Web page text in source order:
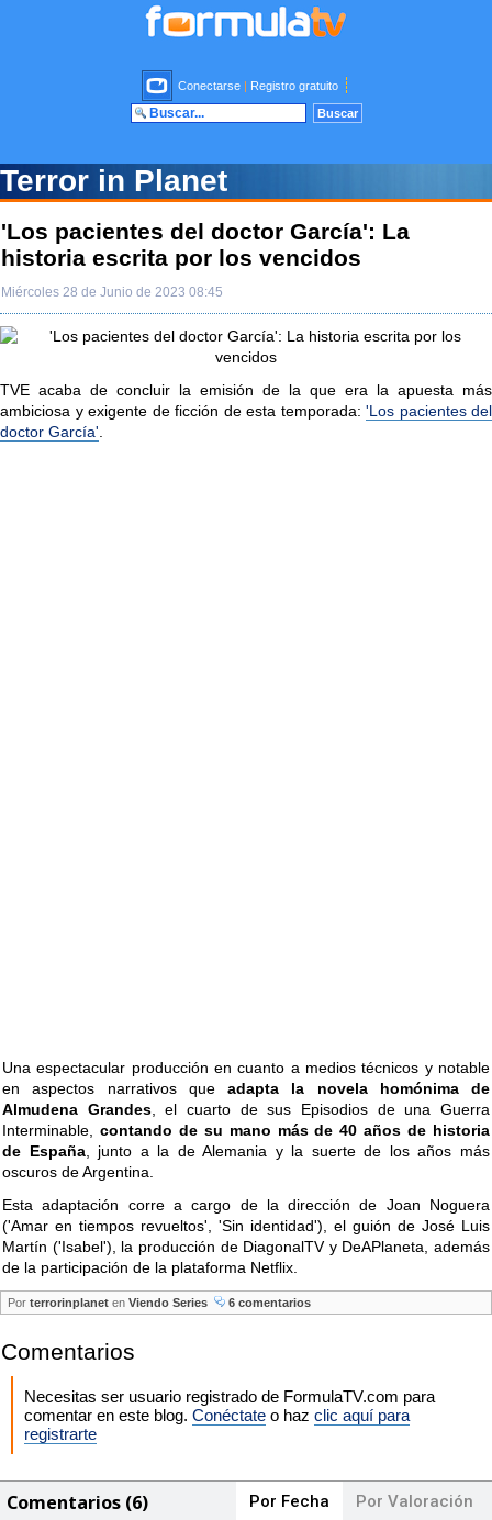
Conectarse | Registro gratuito
Terror in Planet
'Los pacientes del doctor García': La
historia escrita por los vencidos
Miércoles 28 de Junio de 2023 08:45
TVE acaba de concluir la emisión de la que era la apuesta más
ambiciosa y exigente de ficción de esta temporada: 'Los pacientes del
doctor García'
Una espectacular producción en cuanto a medios técnicos y notable
en aspectos narrativos que adapta la novela homónima de
Almudena Grandes, el cuarto de sus Episodios de una Guerra
Interminable, contando de su mano más de 40 años de historia
de España, junto a la de Alemania y la suerte de los años más
oscuros de Argentina.
Esta adaptación corre a cargo de la dirección de Joan Noguera
('Amar en tiempos revueltos', 'Sin identidad'), el guión de José Luis
Martín ('Isabel'), la producción de DiagonalTV y DeAPlaneta, además
de la participación de la plataforma Netflix.
Por terrorinplanet en Viendo Series 6 comentarios
Comentarios
Necesitas ser usuario registrado de FormulaTV.com para
comentar en este blog. Conéctate o haz clic aquí para
registrarte
Comentarios (6) Por Fecha Por Valoración